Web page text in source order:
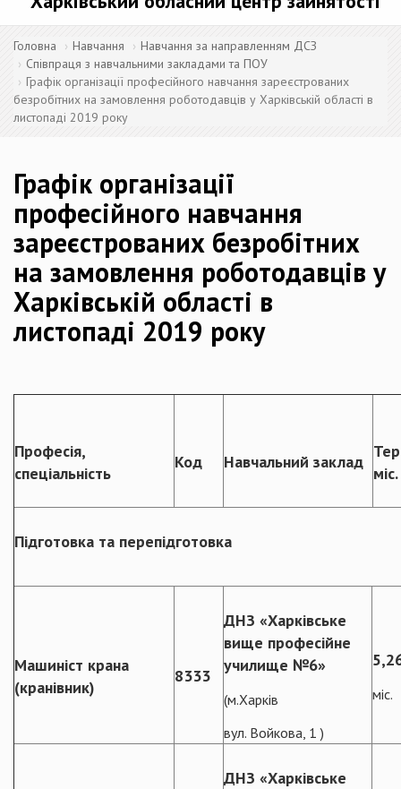
Головна Навчання
Навчання за направленням ДСЗ
Співпраця з навчальними закладами та ПОУ
Графік організації професійного навчання зареєстрованих
безробітних на замовлення роботодавців у Харківській області в
листопаді 2019 року
Графік організації
професійного навчання
зареєстрованих безробітних
на замовлення роботодавців у
Харківській області в
листопаді 2019 року
Професія,
спеціальність
Код Навчальний заклад
міс.
Підготовка та перепідготовка
Машиніст крана
(кранівник)
8333
ДНЗ «Харківське
вище професійне
училище №6»
(м.Харків
вул. Войкова, 1 )
міс.
ДНЗ «Харківське